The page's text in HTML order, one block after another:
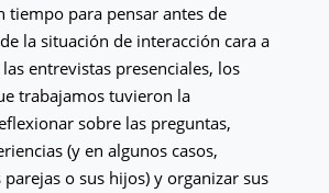
tiempo para pensar antes de
la situación de interacción cara a
entrevistas presenciales, los
trabajamos tuvieron la
sobre las preguntas,
(y en algunos casos,
o sus hijos) y organizar sus